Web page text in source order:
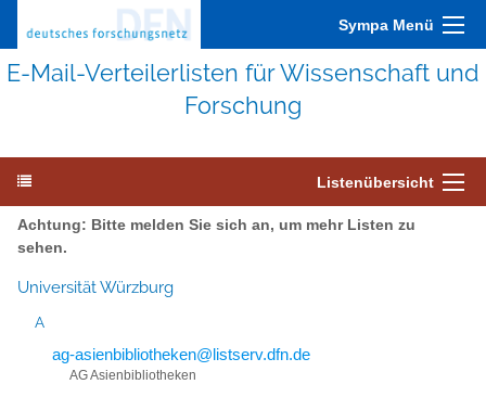
Sympa Menü
E-Mail-Verteilerlisten für Wissenschaft und
Forschung
Listenübersicht
Achtung: Bitte melden Sie sich an, um mehr Listen zu
sehen.
Universität Würzburg
A
ag-asienbibliotheken@listserv.dfn.de
AG Asienbibliotheken